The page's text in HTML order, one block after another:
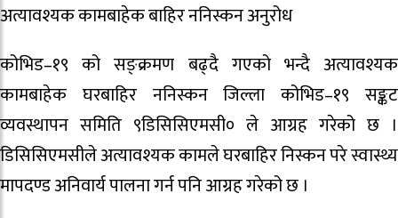
अत्यावश्यक कामबाहेक बाहिर ननिस्कन अनुरोध
कोभिड–१९ को सङ्क्रमण बढ्दै गएको भन्दै अत्यावश्यक
कामबाहेक घरबाहिर ननिस्कन जिल्ला कोभिड–१९ सङ्कट
व्यवस्थापन समिति ९डिसिसिएमसी० ले आग्रह गरेको छ ।
डिसिसिएमसीले अत्यावश्यक कामले घरबाहिर निस्कन परे स्वास्थ्य
मापदण्ड अनिवार्य पालना गर्न पनि आग्रह गरेको छ ।